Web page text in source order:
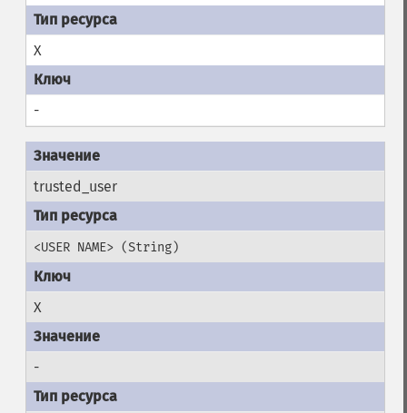
X
-
trusted_user
<USER NAME> (String)
X
-